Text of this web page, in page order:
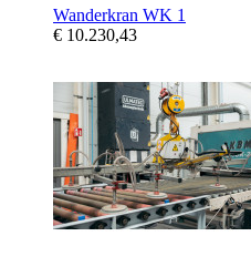
Wanderkran WK 1
€ 10.230,43